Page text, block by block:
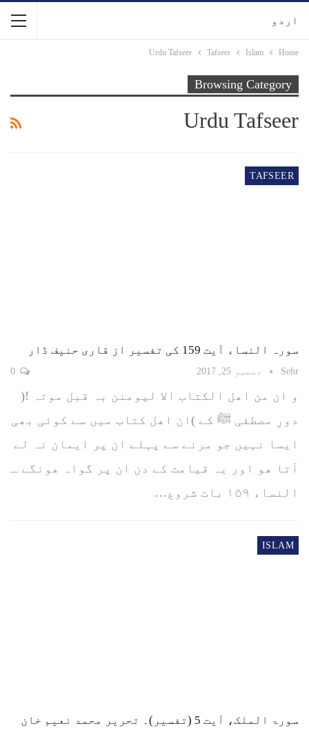
اردو
Home
Islam
Tafseer
Urdu Tafseer
Browsing Category
Urdu Tafseer
TAFSEER
سورہ النساء آیت 159 کی تفسیر از قاری حنیف ڈار
Sehr دسمبر 25, 2017
و ان من اھل الکتاب الا لیومنن بہ قبل موتہ !(
دورِ مصطفی ﷺ کے )ان اھل کتاب میں سے کوئی بھی
ایسا نہیں جو مرنے سے پہلے ان پر ایمان نہ لے
آتا ھو اور یہ قیامت کے دن ان پر گواہ ھونگے ـ
النساء ۱۵۹ بات شروع…
ISLAM
سورۃ الملک، آیت 5 (تفسیر)۔ تحریر محمد نعیم خان